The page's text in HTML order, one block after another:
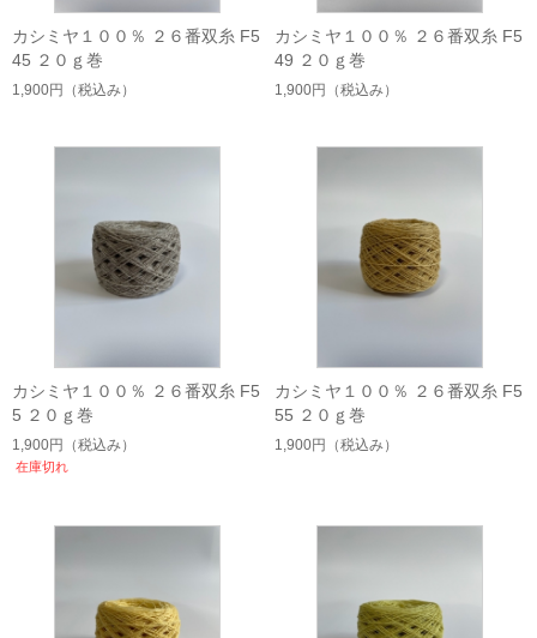
カシミヤ１００％ ２６番双糸 F5
45 ２０ｇ巻
1,900円 （税込み）
カシミヤ１００％ ２６番双糸 F5
49 ２０ｇ巻
1,900円 （税込み）
カシミヤ１００％ ２６番双糸 F5
5 ２０ｇ巻
1,900円 （税込み）
在庫切れ
カシミヤ１００％ ２６番双糸 F5
55 ２０ｇ巻
1,900円 （税込み）